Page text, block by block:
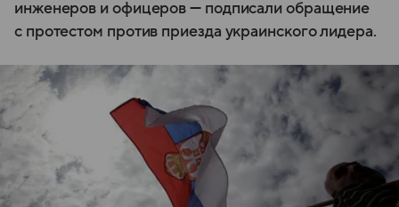
инженеров и офицеров — подписали обращение
с протестом против приезда украинского лидера.